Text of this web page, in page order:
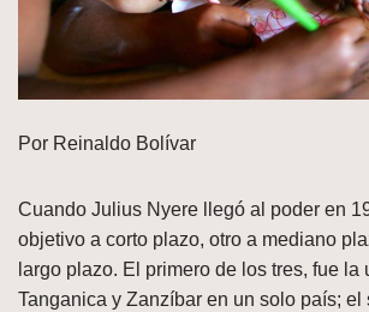
Por Reinaldo Bolívar
Cuando Julius Nyere llegó al poder en
objetivo a corto plazo, otro a mediano
largo plazo. El primero de los tres, fue la
Tanganica y Zanzíbar en un solo país; el